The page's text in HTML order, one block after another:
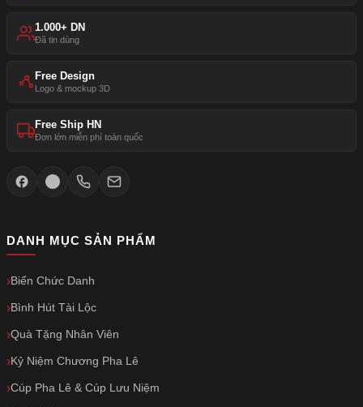
1.000+ DN
Đã tin dùng
Free Design
Logo & mockup 3D
Free Ship HN
Đơn lớn miễn phí toàn quốc
DANH MỤC SẢN PHẨM
Biển Chức Danh
Bình Hút Tài Lộc
Quà Tặng Nhân Viên
Kỷ Niệm Chương Pha Lê
Cúp Pha Lê & Cúp Lưu Niệm